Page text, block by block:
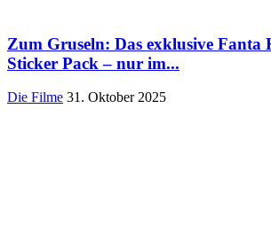
Zum Gruseln: Das exklusive Fanta
Sticker Pack – nur im...
Die Filme 31. Oktober 2025